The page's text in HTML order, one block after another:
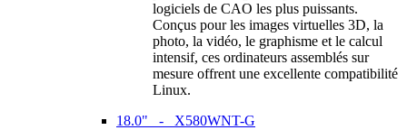
logiciels de CAO les plus puissants.
Conçus pour les images virtuelles 3D, la
photo, la vidéo, le graphisme et le calcul
intensif, ces ordinateurs assemblés sur
mesure offrent une excellente compatibilité
Linux.
18.0" - X580WNT-G